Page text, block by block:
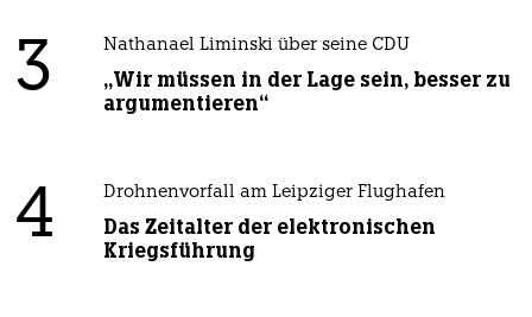
3 Nathanael Liminski über seine CDU
„Wir müssen in der Lage sein, besser zu
argumentieren“
4 Drohnenvorfall am Leipziger Flughafen
Das Zeitalter der elektronischen
Kriegsführung